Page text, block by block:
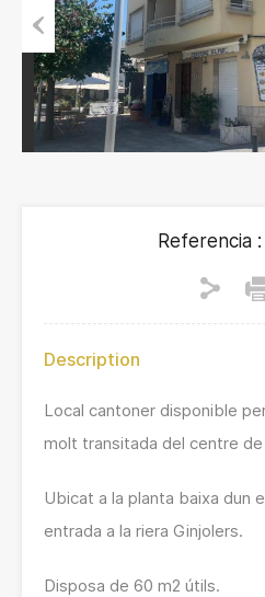
Previous
Referencia :
Description
Local cantoner disponible
molt transitada del centre de
Ubicat a la planta baixa dun
entrada a la riera Ginjolers.
Disposa de 60 m2 útils.